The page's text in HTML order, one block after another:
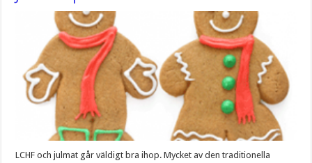
LCHF och julmat går väldigt bra ihop. Mycket av den traditionella